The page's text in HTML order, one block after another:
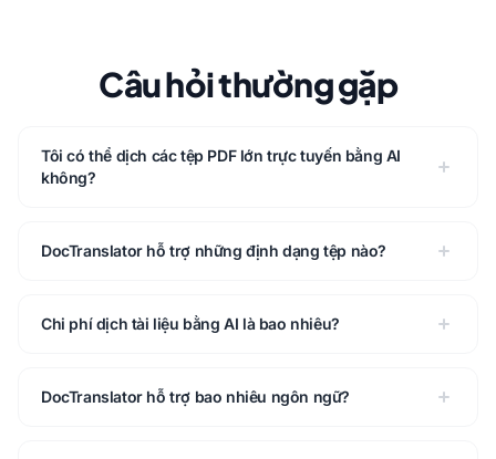
Câu hỏi thường gặp
Tôi có thể dịch các tệp PDF lớn trực tuyến bằng AI
không?
DocTranslator hỗ trợ những định dạng tệp nào?
Chi phí dịch tài liệu bằng AI là bao nhiêu?
DocTranslator hỗ trợ bao nhiêu ngôn ngữ?